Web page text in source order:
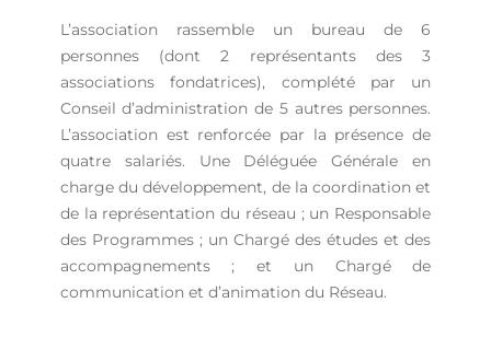
L’association rassemble un bureau de 6
personnes (dont 2 représentants des 3
associations fondatrices), complété par un
Conseil d’administration de 5 autres personnes.
L’association est renforcée par la présence de
quatre salariés. Une Déléguée Générale en
charge du développement, de la coordination et
de la représentation du réseau ; un Responsable
des Programmes ; un Chargé des études et des
accompagnements ; et un Chargé de
communication et d’animation du Réseau.